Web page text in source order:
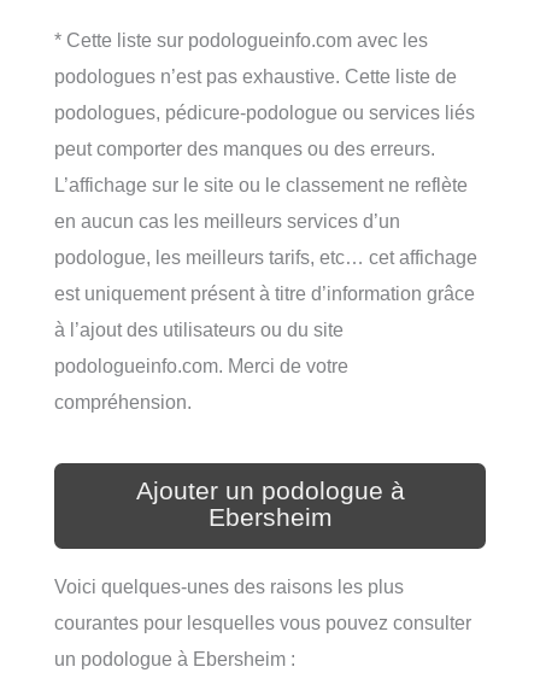
* Cette liste sur podologueinfo.com avec les
podologues n’est pas exhaustive. Cette liste de
podologues, pédicure-podologue ou services liés
peut comporter des manques ou des erreurs.
L’affichage sur le site ou le classement ne reflète
en aucun cas les meilleurs services d’un
podologue, les meilleurs tarifs, etc… cet affichage
est uniquement présent à titre d’information grâce
à l’ajout des utilisateurs ou du site
podologueinfo.com. Merci de votre
compréhension.
Ajouter un podologue à
Ebersheim
Voici quelques-unes des raisons les plus
courantes pour lesquelles vous pouvez consulter
un podologue à Ebersheim :